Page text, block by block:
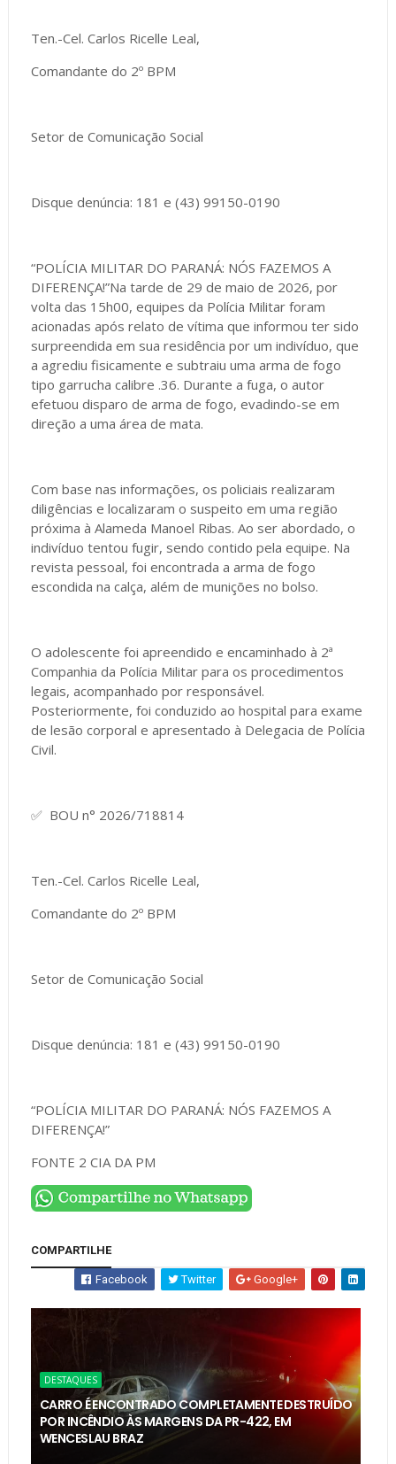
Ten.-Cel. Carlos Ricelle Leal,
Comandante do 2º BPM
Setor de Comunicação Social
Disque denúncia: 181 e (43) 99150-0190
“POLÍCIA MILITAR DO PARANÁ: NÓS FAZEMOS A
DIFERENÇA!”Na tarde de 29 de maio de 2026, por
volta das 15h00, equipes da Polícia Militar foram
acionadas após relato de vítima que informou ter sido
surpreendida em sua residência por um indivíduo, que
a agrediu fisicamente e subtraiu uma arma de fogo
tipo garrucha calibre .36. Durante a fuga, o autor
efetuou disparo de arma de fogo, evadindo-se em
direção a uma área de mata.
Com base nas informações, os policiais realizaram
diligências e localizaram o suspeito em uma região
próxima à Alameda Manoel Ribas. Ao ser abordado, o
indivíduo tentou fugir, sendo contido pela equipe. Na
revista pessoal, foi encontrada a arma de fogo
escondida na calça, além de munições no bolso.
O adolescente foi apreendido e encaminhado à 2ª
Companhia da Polícia Militar para os procedimentos
legais, acompanhado por responsável.
Posteriormente, foi conduzido ao hospital para exame
de lesão corporal e apresentado à Delegacia de Polícia
Civil.
✅ BOU n° 2026/718814
Ten.-Cel. Carlos Ricelle Leal,
Comandante do 2º BPM
Setor de Comunicação Social
Disque denúncia: 181 e (43) 99150-0190
“POLÍCIA MILITAR DO PARANÁ: NÓS FAZEMOS A
DIFERENÇA!”
FONTE 2 CIA DA PM
COMPARTILHE
Facebook Twitter Google+
DESTAQUES
CARRO É ENCONTRADO COMPLETAMENTE DESTRUÍDO
POR INCÊNDIO ÀS MARGENS DA PR-422, EM
WENCESLAU BRAZ